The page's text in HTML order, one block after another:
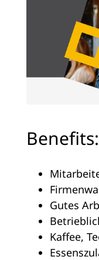
Benefits:
Gutes
Kaffee,